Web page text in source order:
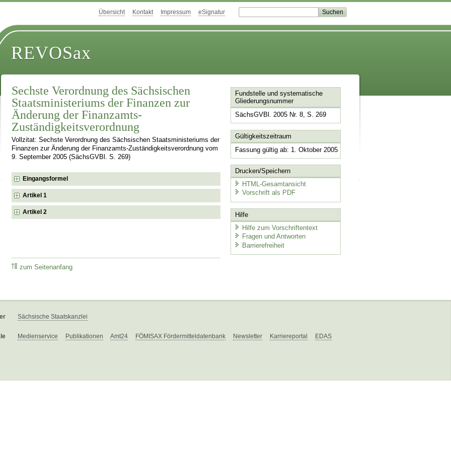
Übersicht Kontakt Impressum eSignatur
REVOSax
Sechste Verordnung des Sächsischen
Staatsministeriums der Finanzen zur
Änderung der Finanzamts-
Zuständigkeitsverordnung
Vollzitat: Sechste Verordnung des Sächsischen Staatsministeriums der
Finanzen zur Änderung der Finanzamts-Zuständigkeitsverordnung vom
9. September 2005 (SächsGVBl. S. 269)
Eingangsformel
Artikel 1
Artikel 2
zum Seitenanfang
Fundstelle und systematische
Gliederungsnummer
SächsGVBl. 2005 Nr. 8, S. 269
Gültigkeitszeitraum
Fassung gültig ab: 1. Oktober 2005
Drucken/Speichern
HTML-Gesamtansicht
Vorschrift als PDF
Hilfe
Hilfe zum Vorschriftentext
Fragen und Antworten
Barrierefreiheit
Sächsische Staatskanzlei
Medienservice Publikationen Amt24 FÖMISAX Fördermitteldatenbank Newsletter Karriereportal EDAS